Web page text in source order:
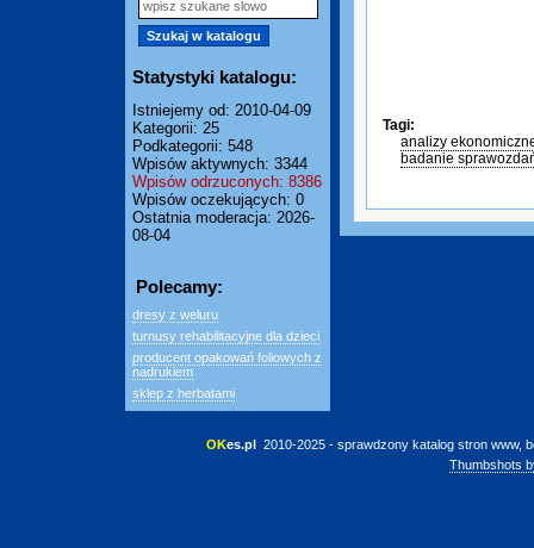
Statystyki katalogu:
Istniejemy od: 2010-04-09
Kategorii: 25
Podkategorii: 548
Wpisów aktywnych: 3344
Wpisów odrzuconych: 8386
Wpisów oczekujących: 0
Ostatnia moderacja: 2026-
08-04
Polecamy:
dresy z weluru
turnusy rehabilitacyjne dla dzieci
producent opakowań foliowych z
nadrukiem
sklep z herbatami
Tagi:
analizy
badanie
OKes.pl 2010-2025 - sprawdzony katalog stron www,
Thumbshots